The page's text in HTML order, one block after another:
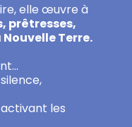
elle œuvre à
prêtresses,
Terre.
les